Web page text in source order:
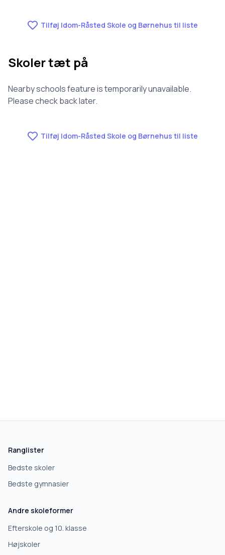
Tilføj Idom-Råsted Skole og Børnehus til liste
Skoler tæt på
Nearby schools feature is temporarily unavailable.
Please check back later.
Tilføj Idom-Råsted Skole og Børnehus til liste
Ranglister
Bedste skoler
Bedste gymnasier
Andre skoleformer
Efterskole og 10. klasse
Højskoler